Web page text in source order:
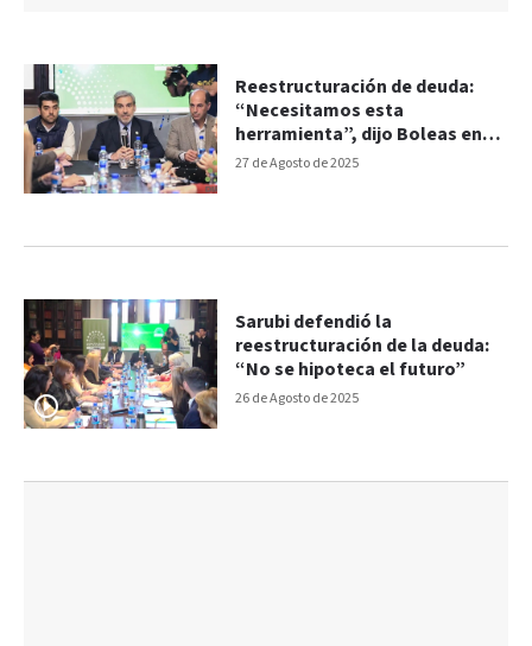
27 de Agosto de 2025
Reestructuración de deuda:
“Necesitamos esta
herramienta”, dijo Boleas en
Diputados
26 de Agosto de 2025
Sarubi defendió la
reestructuración de la deuda:
“No se hipoteca el futuro”